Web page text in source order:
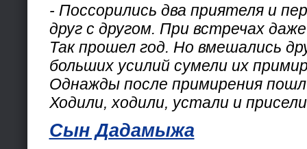
- Поссорились два приятеля и
друг с другом. При встречах
Так прошел год. Но вмешались
больших усилий сумели их
Однажды после примирения
Ходили, ходили, устали и
Сын Дадамыжа